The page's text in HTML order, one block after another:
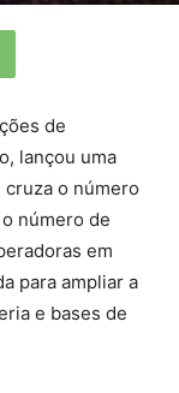
de
lançou uma
o número
número de
em
para ampliar a
e bases de